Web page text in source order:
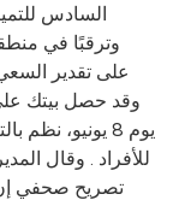
السادس
وترقبًا في
على تقدير
وقد حصل بيتك
يوم 8 يونيو،
للأفراد . وقال
تصريح صحفي إن